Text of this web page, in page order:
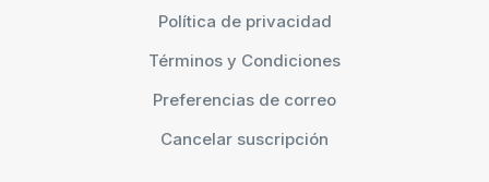
Política de privacidad
Términos y Condiciones
Preferencias de correo
Cancelar suscripción